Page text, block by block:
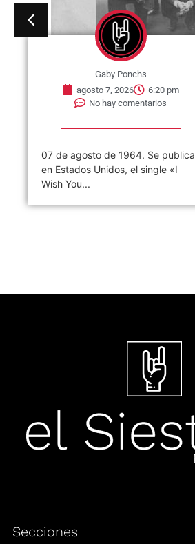
Gaby Ponchs
agosto 7, 2026
6:20 pm
No hay comentarios
07 de agosto de 1964. Se publica
en Estados Unidos, el single «I
Wish You...
Secciones